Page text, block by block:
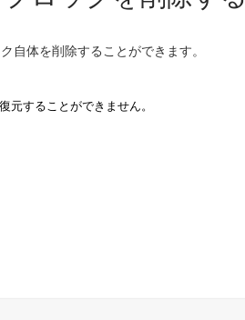
自体を削除することができます。
元することができません。